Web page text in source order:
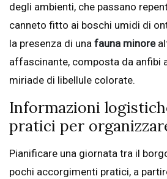
degli ambienti, che passano
canneto fitto ai boschi umidi di
la presenza di una fauna minore
affascinante, composta da anfibi
miriade di libellule colorate.
Informazioni
pratici per
Pianificare una giornata tra il
pochi accorgimenti pratici, a